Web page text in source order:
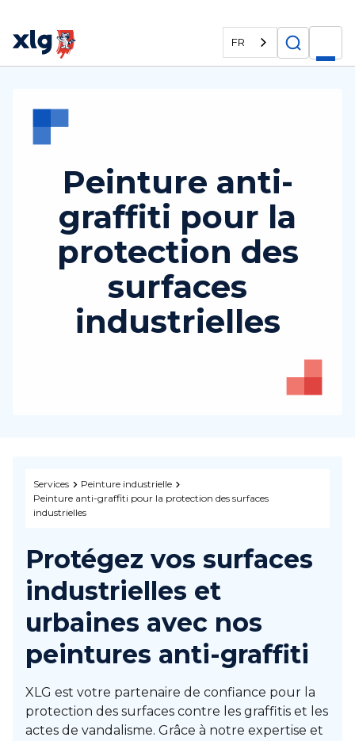
FR
Peinture anti-
graffiti pour la
protection des
surfaces
industrielles
Services
Peinture industrielle
Peinture anti-graffiti pour la protection des surfaces
industrielles
Protégez vos surfaces
industrielles et
urbaines avec nos
peintures anti-graffiti
XLG est votre partenaire de confiance pour la
protection des surfaces contre les graffitis et les
actes de vandalisme. Grâce à notre expertise et